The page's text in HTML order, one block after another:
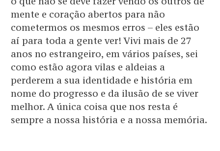
mente e coração abertos para não
cometermos os mesmos erros – eles estão
aí para toda a gente ver! Vivi mais de 27
anos no estrangeiro, em vários países, sei
como estão agora vilas e aldeias a
perderem a sua identidade e história em
nome do progresso e da ilusão de se viver
melhor. A única coisa que nos resta é
sempre a nossa história e a nossa memória.